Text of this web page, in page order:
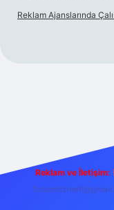
Reklam Ajanslarında
Reklam ve İletişim: